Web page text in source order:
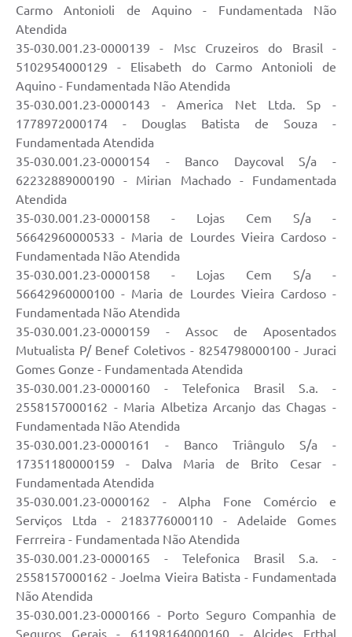
Carmo Antonioli de Aquino - Fundamentada Não
Atendida
35-030.001.23-0000139 - Msc Cruzeiros do Brasil -
5102954000129 - Elisabeth do Carmo Antonioli de
Aquino - Fundamentada Não Atendida
35-030.001.23-0000143 - America Net Ltda. Sp -
1778972000174 - Douglas Batista de Souza -
Fundamentada Atendida
35-030.001.23-0000154 - Banco Daycoval S/a -
62232889000190 - Mirian Machado - Fundamentada
Atendida
35-030.001.23-0000158 - Lojas Cem S/a -
56642960000533 - Maria de Lourdes Vieira Cardoso -
Fundamentada Não Atendida
35-030.001.23-0000158 - Lojas Cem S/a -
56642960000100 - Maria de Lourdes Vieira Cardoso -
Fundamentada Não Atendida
35-030.001.23-0000159 - Assoc de Aposentados
Mutualista P/ Benef Coletivos - 8254798000100 - Juraci
Gomes Gonze - Fundamentada Atendida
35-030.001.23-0000160 - Telefonica Brasil S.a. -
2558157000162 - Maria Albetiza Arcanjo das Chagas -
Fundamentada Não Atendida
35-030.001.23-0000161 - Banco Triângulo S/a -
17351180000159 - Dalva Maria de Brito Cesar -
Fundamentada Atendida
35-030.001.23-0000162 - Alpha Fone Comércio e
Serviços Ltda - 2183776000110 - Adelaide Gomes
Ferrreira - Fundamentada Não Atendida
35-030.001.23-0000165 - Telefonica Brasil S.a. -
2558157000162 - Joelma Vieira Batista - Fundamentada
Não Atendida
35-030.001.23-0000166 - Porto Seguro Companhia de
Seguros Gerais - 61198164000160 - Alcides Erthal